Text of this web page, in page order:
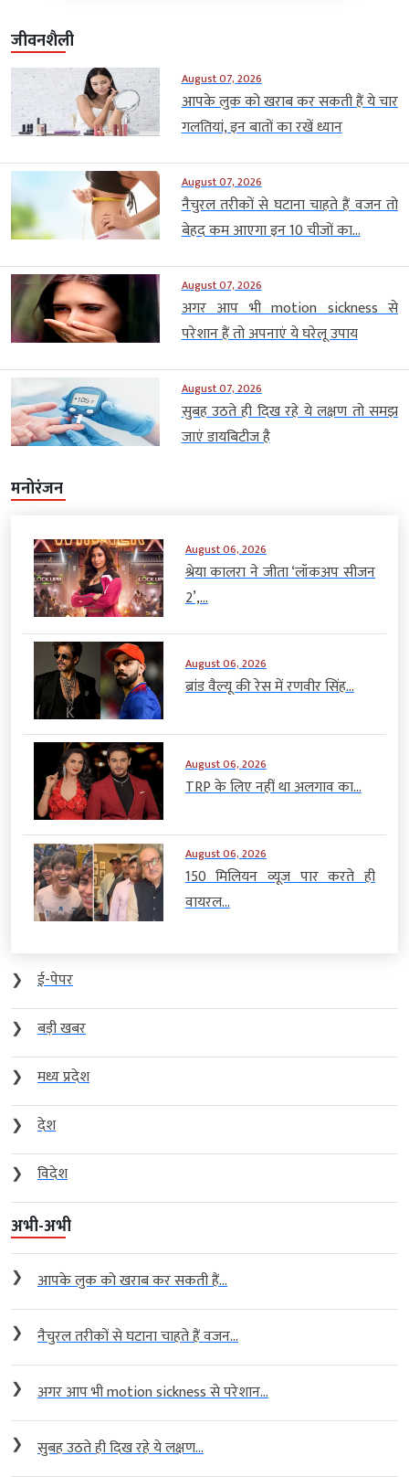
जीवनशैली
August 07, 2026
आपके लुक को खराब कर सकती हैं ये चार
गलतियां, इन बातों का रखें ध्यान
August 07, 2026
नैचुरल तरीकों से घटाना चाहते हैं वजन तो
बेहद कम आएगा इन 10 चीजों का...
August 07, 2026
अगर आप भी motion sickness से
परेशान हैं तो अपनाएं ये घरेलू उपाय
August 07, 2026
सुबह उठते ही दिख रहे ये लक्षण तो समझ
जाएं डायबिटीज है
मनोरंजन
August 06, 2026
श्रेया कालरा ने जीता ‘लॉकअप सीजन
2’,...
August 06, 2026
ब्रांड वैल्यू की रेस में रणवीर सिंह...
August 06, 2026
TRP के लिए नहीं था अलगाव का...
August 06, 2026
150 मिलियन व्यूज पार करते ही
वायरल...
❯
ई-पेपर
❯
बड़ी खबर
❯
मध्य प्रदेश
❯
देश
❯
विदेश
अभी-अभी
❯ आपके लुक को खराब कर सकती हैं...
❯ नैचुरल तरीकों से घटाना चाहते हैं वजन...
❯ अगर आप भी motion sickness से परेशान...
❯ सुबह उठते ही दिख रहे ये लक्षण...